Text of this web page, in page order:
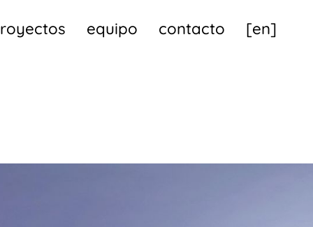
equipo contacto [en]